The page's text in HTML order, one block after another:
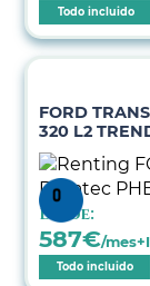
Todo incluido
FORD
320 L2
Desde:
587€/
Todo incluido